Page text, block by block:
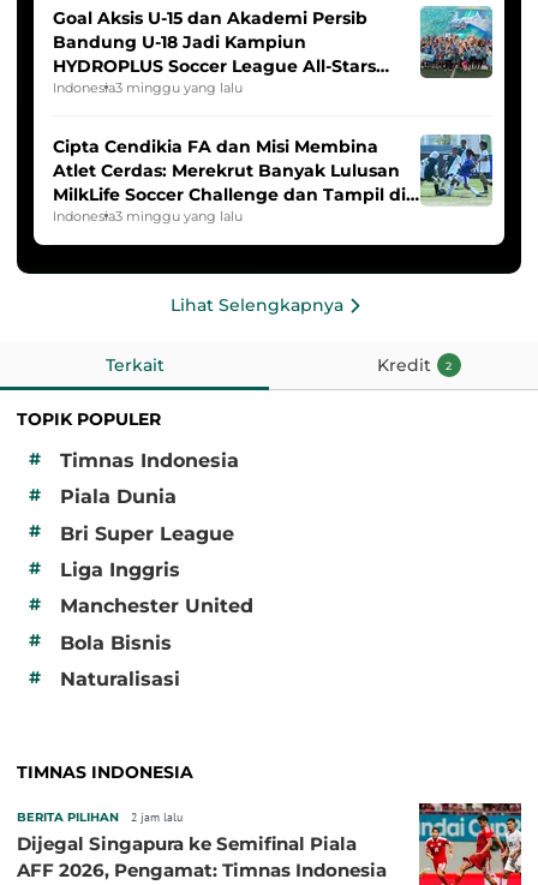
Goal Aksis U-15 dan Akademi Persib
Bandung U-18 Jadi Kampiun
HYDROPLUS Soccer League All-Stars
2025/2026
Indonesia3 minggu yang lalu
Cipta Cendikia FA dan Misi Membina
Atlet Cerdas: Merekrut Banyak Lulusan
MilkLife Soccer Challenge dan Tampil di
HYDROPLUS Soccer League
Indonesia3 minggu yang lalu
Lihat Selengkapnya
Terkait Kredit 2
TOPIK POPULER
#
Timnas Indonesia
# Piala Dunia
# Bri Super League
# Liga Inggris
# Manchester United
# Bola Bisnis
# Naturalisasi
TIMNAS INDONESIA
BERITA PILIHAN 2 jam lalu
Dijegal Singapura ke Semifinal Piala
AFF 2026, Pengamat: Timnas Indonesia